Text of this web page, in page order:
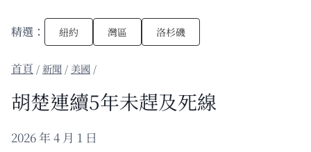
精選： 紐約 灣區 洛杉磯
/新聞 / 美國 /
胡楚連續5年未趕及死線
2026 年 4 月 1 日